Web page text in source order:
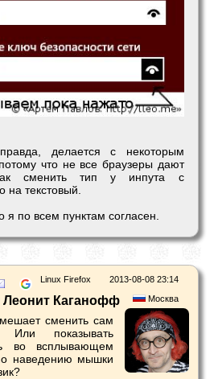
делается с некоторым
что не все браузеры дают
сменить тип у инпута с
на текстовый.
я по всем пунктам согласен.
2013-08-08 23:14
Linux Firefox
Москва
Леонит Каганофф
сменить сам
Или показывать
во всплывающем
наведению мышки